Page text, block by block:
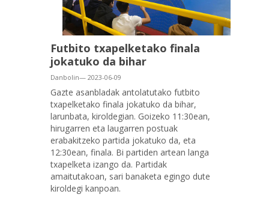
Futbito txapelketako finala
jokatuko da bihar
Danbolin— 2023-06-09
Gazte asanbladak antolatutako futbito
txapelketako finala jokatuko da bihar,
larunbata, kiroldegian. Goizeko 11:30ean,
hirugarren eta laugarren postuak
erabakitzeko partida jokatuko da, eta
12:30ean, finala. Bi partiden artean langa
txapelketa izango da. Partidak
amaitutakoan, sari banaketa egingo dute
kiroldegi kanpoan.